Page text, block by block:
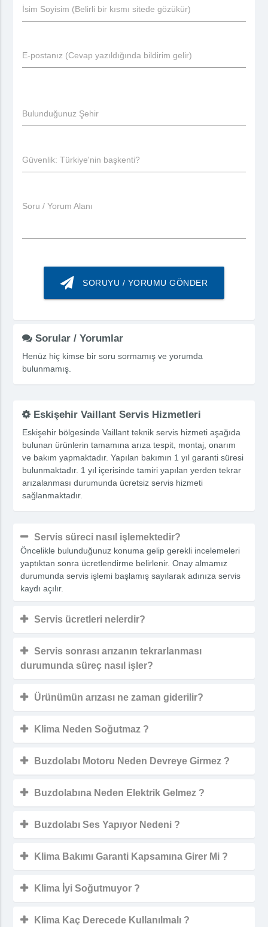
İsim Soyisim (Belirli bir kısmı sitede gözükür)
E-postanız (Cevap yazıldığında bildirim gelir)
Bulunduğunuz Şehir
Güvenlik: Türkiye'nin başkenti?
Soru / Yorum Alanı
SORUYU / YORUMU GÖNDER
Sorular / Yorumlar
Henüz hiç kimse bir soru sormamış ve yorumda
bulunmamış.
Eskişehir Vaillant Servis Hizmetleri
Eskişehir bölgesinde Vaillant teknik servis hizmeti aşağıda
bulunan ürünlerin tamamına arıza tespit, montaj, onarım
ve bakım yapmaktadır. Yapılan bakımın 1 yıl garanti süresi
bulunmaktadır. 1 yıl içerisinde tamiri yapılan yerden tekrar
arızalanması durumunda ücretsiz servis hizmeti
sağlanmaktadır.
Servis süreci nasıl işlemektedir?
Öncelikle bulunduğunuz konuma gelip gerekli incelemeleri
yaptıktan sonra ücretlendirme belirlenir. Onay almamız
durumunda servis işlemi başlamış sayılarak adınıza servis
kaydı açılır.
Servis ücretleri nelerdir?
Servis sonrası arızanın tekrarlanması
durumunda süreç nasıl işler?
Ürünümün arızası ne zaman giderilir?
Klima Neden Soğutmaz ?
Buzdolabı Motoru Neden Devreye Girmez ?
Buzdolabına Neden Elektrik Gelmez ?
Buzdolabı Ses Yapıyor Nedeni ?
Klima Bakımı Garanti Kapsamına Girer Mi ?
Klima İyi Soğutmuyor ?
Klima Kaç Derecede Kullanılmalı ?